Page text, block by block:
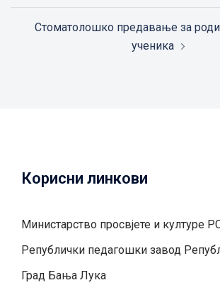
Стоматолошко предавање за
ученика
Корисни линкови
Министарство просвјете и културе
Републички педагошки завод
Град Бањa Лукa